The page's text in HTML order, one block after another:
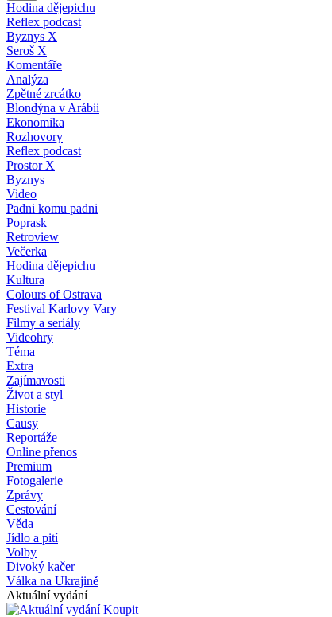
Hodina dějepichu
Reflex podcast
Byznys X
Seroš X
Komentáře
Analýza
Zpětné zrcátko
Blondýna v Arábii
Ekonomika
Rozhovory
Reflex podcast
Prostor X
Byznys
Video
Padni komu padni
Poprask
Retroview
Večerka
Hodina dějepichu
Kultura
Colours of Ostrava
Festival Karlovy Vary
Filmy a seriály
Videohry
Téma
Extra
Zajímavosti
Život a styl
Historie
Causy
Reportáže
Online přenos
Premium
Fotogalerie
Zprávy
Cestování
Věda
Jídlo a pití
Volby
Divoký kačer
Válka na Ukrajině
Aktuální vydání
Koupit